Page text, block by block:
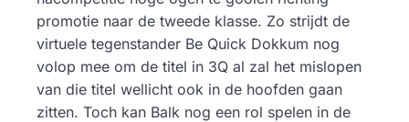
promotie naar de tweede klasse. Zo strijdt de
virtuele tegenstander Be Quick Dokkum nog
volop mee om de titel in 3Q al zal het mislopen
van die titel wellicht ook in de hoofden gaan
zitten. Toch kan Balk nog een rol spelen in de